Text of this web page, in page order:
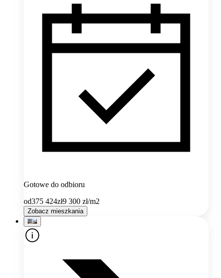
Gotowe do odbioru
od375 424zł9 300 zł/m2
Zobacz mieszkania